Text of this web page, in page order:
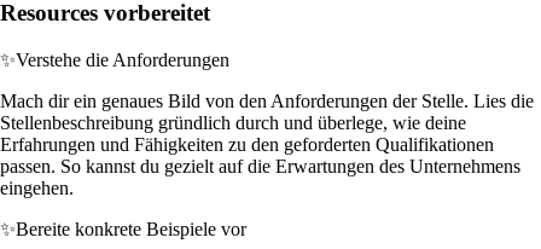
Resources vorbereitet
✨Verstehe die Anforderungen
Mach dir ein genaues Bild von den Anforderungen der Stelle. Lies die
Stellenbeschreibung gründlich durch und überlege, wie deine
Erfahrungen und Fähigkeiten zu den geforderten Qualifikationen
passen. So kannst du gezielt auf die Erwartungen des Unternehmens
eingehen.
✨Bereite konkrete Beispiele vor